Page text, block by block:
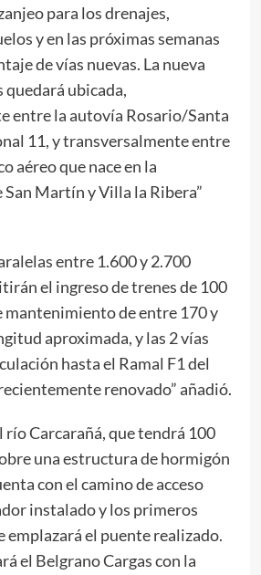
para los drenajes,
y en las próximas semanas
de vías nuevas. La nueva
ubicada,
entre la autovía Rosario/Santa
11, y transversalmente entre
aéreo que nace en la
Martín y Villa la Ribera”
entre 1.600 y 2.700
el ingreso de trenes de 100
mantenimiento de entre 170 y
aproximada, y las 2 vías
hasta el Ramal F1 del
renovado” añadió.
río Carcarañá, que tendrá 100
una estructura de hormigón
con el camino de acceso
instalado y los primeros
emplazará el puente realizado.
el Belgrano Cargas con la